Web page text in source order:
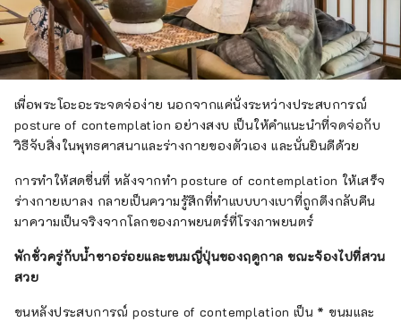
เพื่อพระโอะอะระจดจ่อง่าย นอกจากแค่นั่งระหว่างประสบการณ์
posture of contemplation อย่างสงบ เป็นให้คำแนะนำที่จดจ่อกับ
วิธีจับสิ่งในพุทธศาสนาและร่างกายของตัวเอง และนั่นยินดีด้วย
การทำให้สดชื่นที่ หลังจากทำ posture of contemplation ให้เสร็จ
ร่างกายเบาลง กลายเป็นความรู้สึกที่ทำแบบบางเบาที่ถูกดึงกลับคืน
มาความเป็นจริงจากโลกของภาพยนตร์ที่โรงภาพยนตร์
พักชั่วครู่กับน้ำชาอร่อยและขนมญี่ปุ่นของฤดูกาล ขณะจ้องไปที่สวน
สวย
ขนหลังประสบการณ์ posture of contemplation เป็น * ขนมและ